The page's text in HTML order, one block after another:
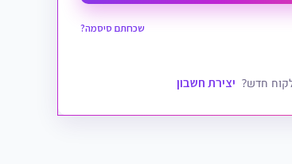
שכחתם סיסמה?
חדש? יצירת חשבון